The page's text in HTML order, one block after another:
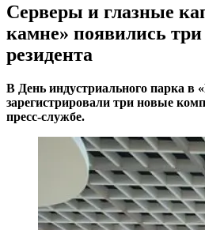
Серверы и глазные
камне» появились
резидента
В День индустриального парка в
зарегистрировали три новые
пресс-службе.